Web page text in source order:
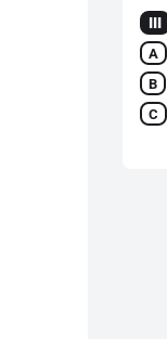
III
A
B
C